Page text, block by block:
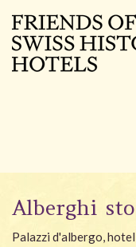
Alberghi
Palazzi d'albergo,